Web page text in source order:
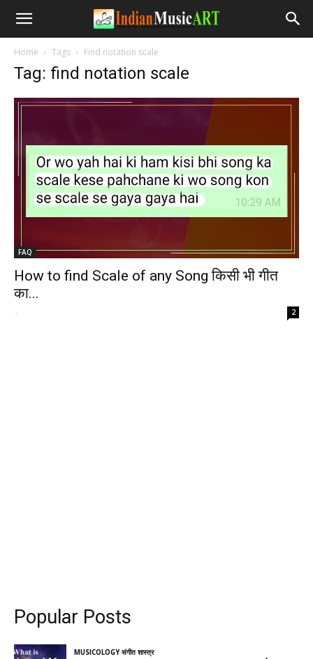
Home Tags Find notation scale
Tag: find notation scale
FAQ
How to find Scale of any Song किसी भी गीत
का...
- 2
Popular Posts